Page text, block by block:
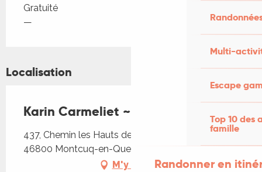
Multi-
Escape
Top 10 des
famille
Randonner en
Tarifs 2026
Gratuité
—
Localisation
Karin Carmeliet ~ Orfèvre d'art
437, Chemin les Hauts de Bruyère Saint-Cyprien,
46800 Montcuq-en-Quercy-Blanc
M'y rendre